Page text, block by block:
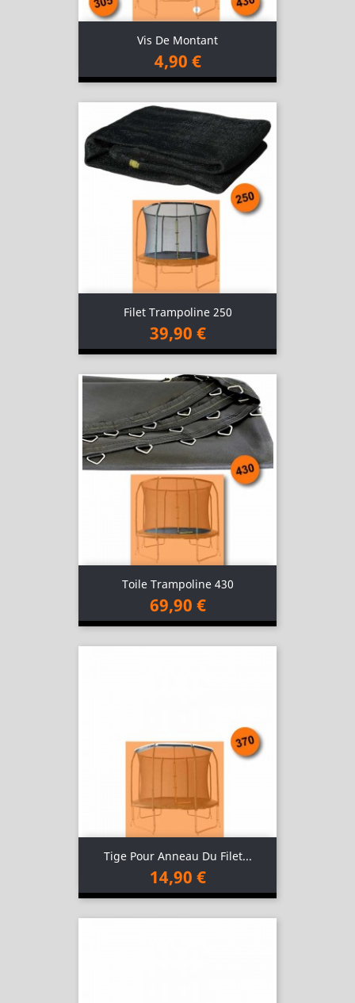
Vis De Montant
4,90 €
Filet Trampoline 250
39,90 €
Toile Trampoline 430
69,90 €
Tige Pour Anneau Du Filet...
14,90 €